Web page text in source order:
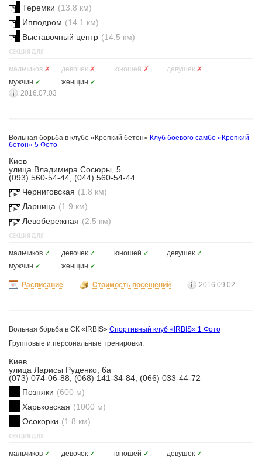
Теремки (13.8 км)
Ипподром (14.1 км)
Выставочный центр (14.5 км)
СЕКЦИЯ ДЛЯ
мальчиков ✗ девочек ✗ юношей ✗ девушек ✗
мужчин ✓ женщин ✓
2016.07.03
Вольная борьба в клубе «Крепкий бетон» Клуб боевого самбо «Крепкий
бетон» 5 Фото
Киев
улица Владимира Сосюры, 5
(093) 560-54-44, (044) 560-54-44
Черниговская (1.8 км)
Дарница (1.9 км)
Левобережная (2.5 км)
СЕКЦИЯ ДЛЯ
мальчиков ✓ девочек ✓ юношей ✓ девушек ✓
мужчин ✓ женщин ✓
Расписание Стоимость посещений 2016.09.02
Вольная борьба в СК «IRBIS» Спортивный клуб «IRBIS» 1 Фото
Групповые и персональные тренировки.
Киев
улица Ларисы Руденко, 6а
(073) 074-06-88, (068) 141-34-84, (066) 033-44-72
Позняки (600 м)
Харьковская (1000 м)
Осокорки (1.8 км)
СЕКЦИЯ ДЛЯ
мальчиков ✓ девочек ✓ юношей ✓ девушек ✓